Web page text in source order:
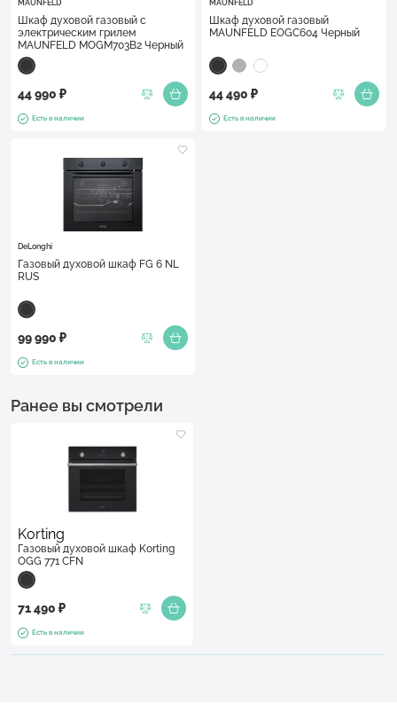
MAUNFELD
Шкаф духовой газовый с
электрическим грилем
MAUNFELD MOGM703B2 Черный
44 990 ₽
Есть в наличии
MAUNFELD
Шкаф духовой газовый
MAUNFELD EOGC604 Черный
44 490 ₽
Есть в наличии
DeLonghi
Газовый духовой шкаф FG 6 NL
RUS
99 990 ₽
Есть в наличии
Ранее вы смотрели
Korting
Газовый духовой шкаф Korting
OGG 771 CFN
71 490 ₽
Есть в наличии